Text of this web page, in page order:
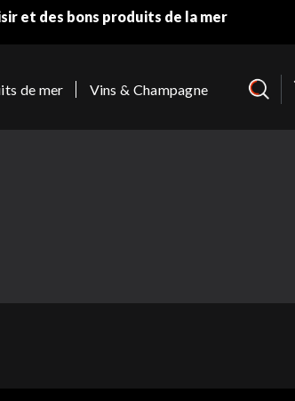
et des bons produits de la mer
de mer Vins & Champagne